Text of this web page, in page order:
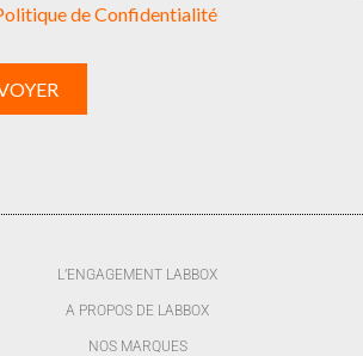
de Confidentialité
L’ENGAGEMENT LABBOX
A PROPOS DE LABBOX
NOS MARQUES